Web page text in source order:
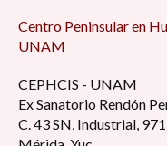
Centro Peninsular en
UNAM
CEPHCIS - UNAM
Ex Sanatorio Rendón
C. 43 SN, Industrial,